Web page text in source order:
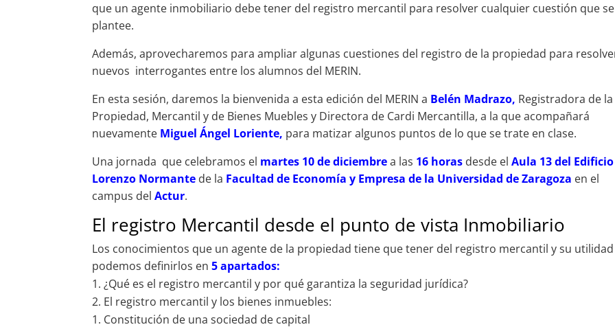
que un agente inmobiliario debe tener del registro mercantil para resolver cualquier cuestión que
plantee.
Además, aprovecharemos para ampliar algunas cuestiones del registro de la propiedad para
nuevos interrogantes entre los alumnos del MERIN.
En esta sesión, daremos la bienvenida a esta edición del MERIN a Belén Madrazo, Registradora de la
Propiedad, Mercantil y de Bienes Muebles y Directora de Cardi Mercantilla, a la que acompañará
nuevamente Miguel Ángel Loriente, para matizar algunos puntos de lo que se trate en clase.
Una jornada que celebramos el martes 10 de diciembrea las 16 horas desde elAula 13 del Edificio
Lorenzo Normante de la Facultad de Economía y Empresa de la Universidad de Zaragoza en el
campus delActur.
El registro Mercantil desde el punto de vista Inmobiliario
Los conocimientos que un agente de la propiedad tiene que tener del registro mercantil y su utilidad
podemos definirlos en5 apartados:
¿Qué es el registro mercantil y por qué garantiza la seguridad jurídica?
El registro mercantil y los bienes inmuebles:
Constitución de una sociedad de capital